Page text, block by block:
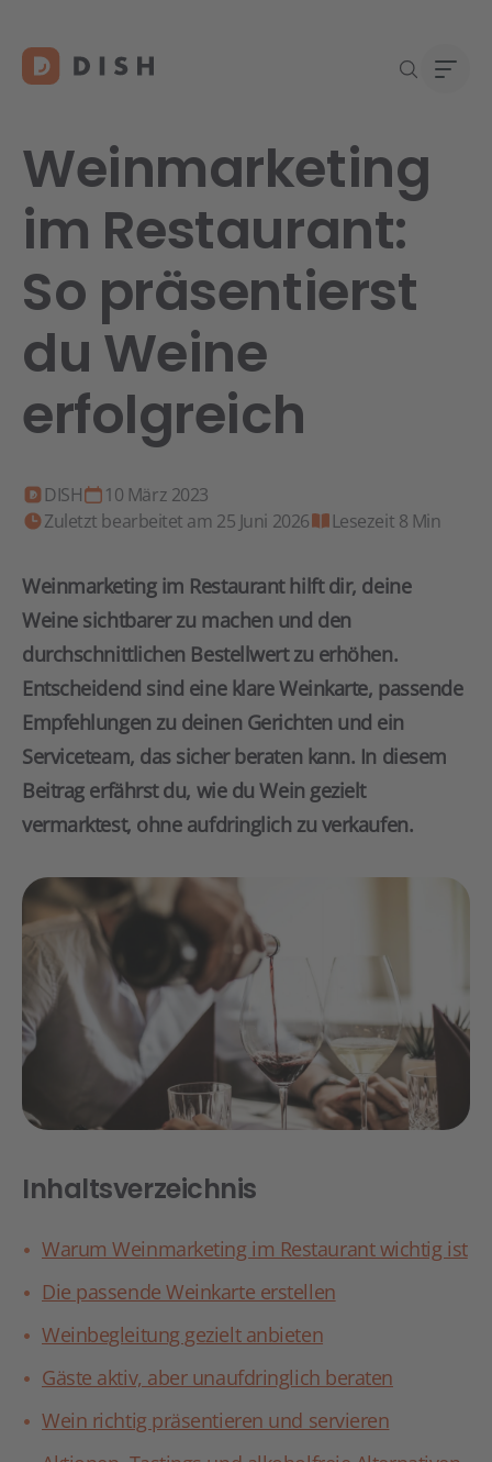
Weinmarketing
im Restaurant:
So präsentierst
du Weine
erfolgreich
DISH
10 März 2023
Zuletzt bearbeitet am 25 Juni 2026
Lesezeit 8 Min
Weinmarketing im Restaurant hilft dir, deine
Weine sichtbarer zu machen und den
durchschnittlichen Bestellwert zu erhöhen.
Entscheidend sind eine klare Weinkarte, passende
Empfehlungen zu deinen Gerichten und ein
Serviceteam, das sicher beraten kann. In diesem
Beitrag erfährst du, wie du Wein gezielt
vermarktest, ohne aufdringlich zu verkaufen.
Inhaltsverzeichnis
Warum Weinmarketing im Restaurant wichtig ist
Die passende Weinkarte erstellen
Weinbegleitung gezielt anbieten
Gäste aktiv, aber unaufdringlich beraten
Wein richtig präsentieren und servieren